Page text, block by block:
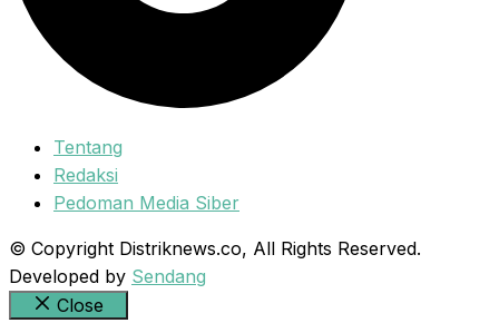
Tentang
Redaksi
Pedoman Media Siber
© Copyright Distriknews.co, All Rights Reserved.
Developed by Sendang
Close